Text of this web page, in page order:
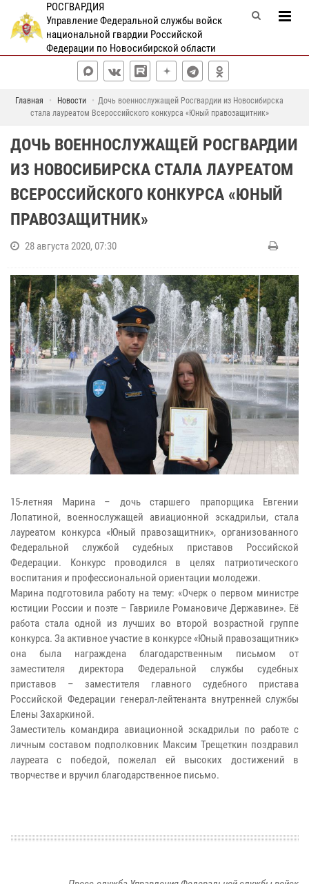
РОСГВАРДИЯ
Управление Федеральной службы войск
национальной гвардии Российской
Федерации по Новосибирской области
Главная Новости
Дочь военнослужащей Росгвардии из Новосибирска
стала лауреатом Всероссийского конкурса «Юный правозащитник»
ДОЧЬ ВОЕННОСЛУЖАЩЕЙ РОСГВАРДИИ
ИЗ НОВОСИБИРСКА СТАЛА ЛАУРЕАТОМ
ВСЕРОССИЙСКОГО КОНКУРСА «ЮНЫЙ
ПРАВОЗАЩИТНИК»
28 августа 2020, 07:30
15-летняя Марина – дочь старшего прапорщика Евгении
Лопатиной, военнослужащей авиационной эскадрильи, стала
лауреатом конкурса «Юный правозащитник», организованного
Федеральной службой судебных приставов Российской
Федерации. Конкурс проводился в целях патриотического
воспитания и профессиональной ориентации молодежи.
Марина подготовила работу на тему: «Очерк о первом министре
юстиции России и поэте – Гаврииле Романовиче Державине». Её
работа стала одной из лучших во второй возрастной группе
конкурса. За активное участие в конкурсе «Юный правозащитник»
она была награждена благодарственным письмом от
заместителя директора Федеральной службы судебных
приставов – заместителя главного судебного пристава
Российской Федерации генерал-лейтенанта внутренней службы
Елены Захаркиной.
Заместитель командира авиационной эскадрильи по работе с
личным составом подполковник Максим Трещеткин поздравил
лауреата с победой, пожелал ей высоких достижений в
творчестве и вручил благодарственное письмо.